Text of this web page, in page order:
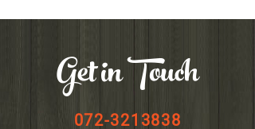
Get in Touch
072-3213838